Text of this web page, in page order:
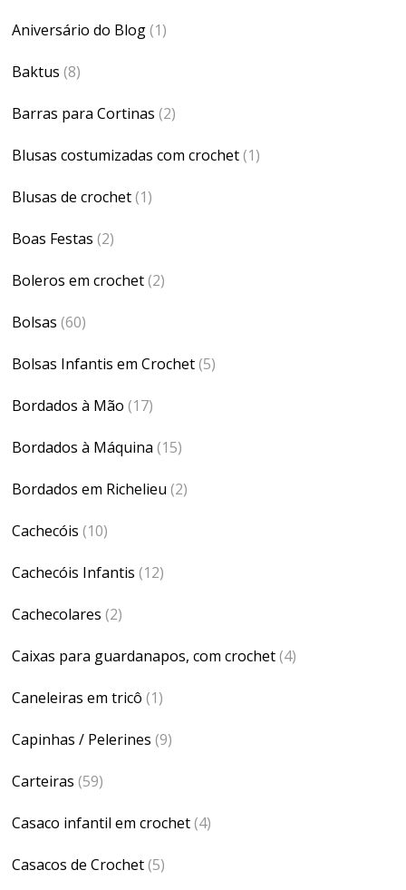
Aniversário do Blog(1)
Baktus (8)
Barras para Cortinas (2)
Blusas costumizadas com crochet(1)
Blusas de crochet(1)
Boas Festas (2)
Boleros em crochet(2)
Bolsas (60)
Bolsas Infantis em Crochet(5)
Bordados à Mão (17)
Bordados à Máquina (15)
Bordados em Richelieu (2)
Cachecóis (10)
Cachecóis Infantis (12)
Cachecolares (2)
Caixas para guardanapos, com crochet(4)
Caneleiras em tricô (1)
Capinhas / Pelerines (9)
Carteiras (59)
Casaco infantil em crochet(4)
Casacos de Crochet(5)